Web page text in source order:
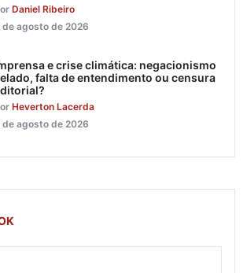
Daniel Ribeiro
de agosto de 2026
e crise climática: negacionismo
falta de entendimento ou censura
Heverton Lacerda
de agosto de 2026